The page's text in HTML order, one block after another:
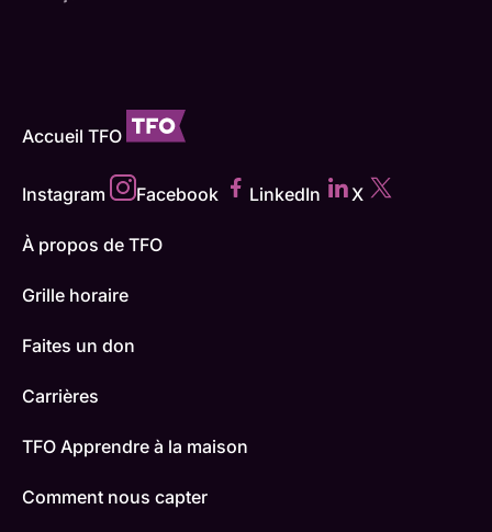
Accueil TFO
Instagram Facebook LinkedIn X
À propos de TFO
Grille horaire
Faites un don
Carrières
TFO Apprendre à la maison
Comment nous capter